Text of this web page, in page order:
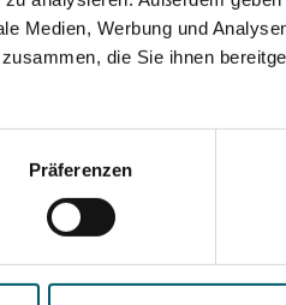
Medien, Werbung und
die Sie ihnen
Präferenzen
Oberflächenhärte,
und
sowie
Stähle